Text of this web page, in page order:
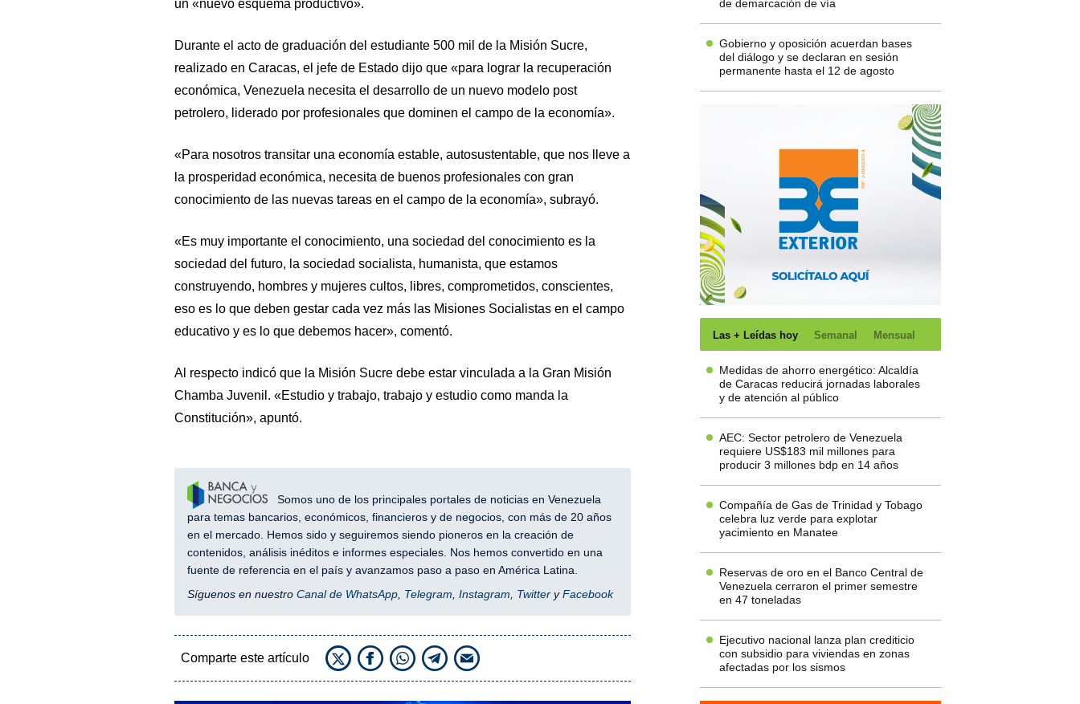
un «nuevo esquema productivo».
Durante el acto de graduación del estudiante 500 mil de la Misión Sucre,
realizado en Caracas, el jefe de Estado dijo que «para lograr la recuperación
económica, Venezuela necesita el desarrollo de un nuevo modelo post
petrolero, liderado por profesionales que dominen el campo de la economía».
«Para nosotros transitar una economía estable, autosustentable, que nos lleve a
la prosperidad económica, necesita de buenos profesionales con gran
conocimiento de las nuevas tareas en el campo de la economía», subrayó.
«Es muy importante el conocimiento, una sociedad del conocimiento es la
sociedad del futuro, la sociedad socialista, humanista, que estamos
construyendo, hombres y mujeres cultos, libres, comprometidos, conscientes,
eso es lo que deben gestar cada vez más las Misiones Socialistas en el campo
educativo y es lo que debemos hacer», comentó.
Al respecto indicó que la Misión Sucre debe estar vinculada a la Gran Misión
Chamba Juvenil. «Estudio y trabajo, trabajo y estudio como manda la
Constitución», apuntó.
Somos uno de los principales portales de noticias en Venezuela
para temas bancarios, económicos, financieros y de negocios, con más de 20 años
en el mercado. Hemos sido y seguiremos siendo pioneros en la creación de
contenidos, análisis inéditos e informes especiales. Nos hemos convertido en una
fuente de referencia en el país y avanzamos paso a paso en América Latina.
Síguenos en nuestro Canal de WhatsApp, Telegram Instagram TwitteryFacebook
Comparte este artículo
de demarcación de vía
Gobierno y oposición acuerdan bases
del diálogo y se declaran en sesión
permanente hasta el 12 de agosto
Las + Leídas hoy Semanal Mensual
Medidas de ahorro energético: Alcaldía
de Caracas reducirá jornadas laborales
y de atención al público
AEC: Sector petrolero de Venezuela
requiere US$183 mil millones para
producir 3 millones bdp en 14 años
Compañía de Gas de Trinidad y Tobago
celebra luz verde para explotar
yacimiento en Manatee
Reservas de oro en el Banco Central de
Venezuela cerraron el primer semestre
en 47 toneladas
Ejecutivo nacional lanza plan crediticio
con subsidio para viviendas en zonas
afectadas por los sismos